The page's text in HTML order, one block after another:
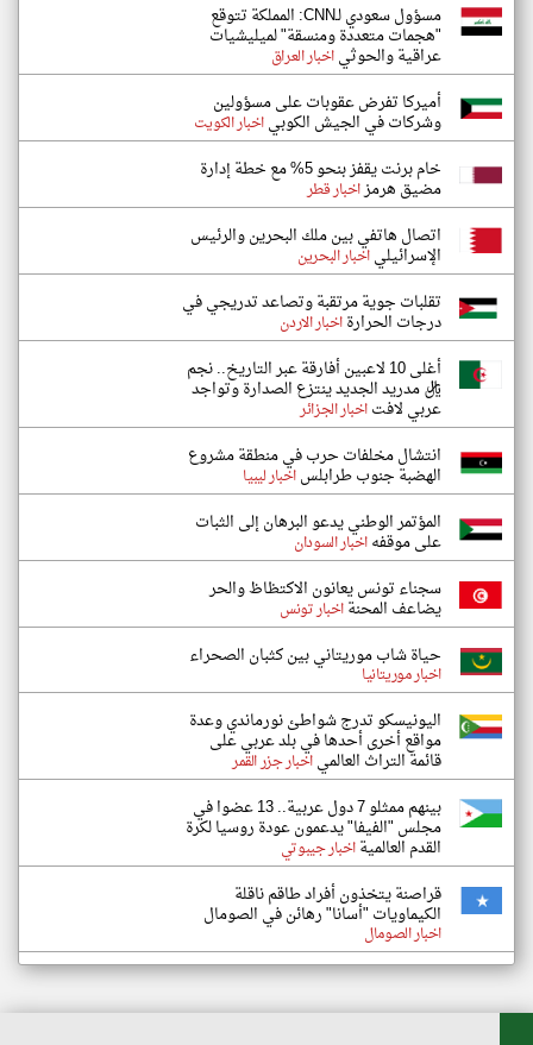
مسؤول سعودي لـCNN: المملكة تتوقع
"هجمات متعددة ومنسقة" لميليشيات
عراقية والحوثياخبار العراق
أميركا تفرض عقوبات على مسؤولين
وشركات في الجيش الكوبياخبار الكويت
خام برنت يقفز بنحو 5% مع خطة إدارة
مضيق هرمزاخبار قطر
اتصال هاتفي بين ملك البحرين والرئيس
الإسرائيلياخبار البحرين
تقلبات جوية مرتقبة وتصاعد تدريجي في
درجات الحرارةاخبار الاردن
أغلى 10 لاعبين أفارقة عبر التاريخ.. نجم
ريال مدريد الجديد ينتزع الصدارة وتواجد
عربي لافتاخبار الجزائر
انتشال مخلفات حرب في منطقة مشروع
الهضبة جنوب طرابلساخبار ليبيا
المؤتمر الوطني يدعو البرهان إلى الثبات
على موقفهاخبار السودان
سجناء تونس يعانون الاكتظاظ والحر
يضاعف المحنةاخبار تونس
حياة شاب موريتاني بين كثبان الصحراء
اخبار موريتانيا
اليونيسكو تدرج شواطئ نورماندي وعدة
مواقع أخرى أحدها في بلد عربي على
قائمة التراث العالمياخبار جزر القمر
بينهم ممثلو 7 دول عربية.. 13 عضوا في
مجلس "الفيفا" يدعمون عودة روسيا لكرة
القدم العالميةاخبار جيبوتي
قراصنة يتخذون أفراد طاقم ناقلة
الكيماويات "أسانا" رهائن في الصومال
اخبار الصومال